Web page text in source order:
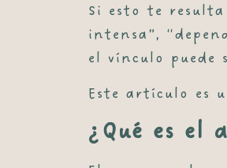
Si esto te
intensa”,
el vínculo puede
Este artículo es
¿Qué es el